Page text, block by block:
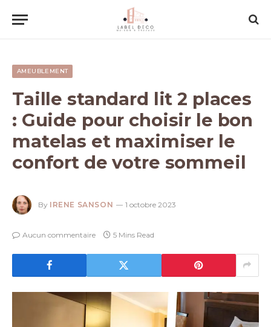
AMEUBLEMENT
Taille standard lit 2 places
: Guide pour choisir le bon
matelas et maximiser le
confort de votre sommeil
By IRENE SANSON 1 octobre 2023
Aucun commentaire 5 Mins Read